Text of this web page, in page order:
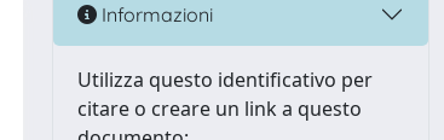
Informazioni
Utilizza questo identificativo per
citare o creare un link a questo